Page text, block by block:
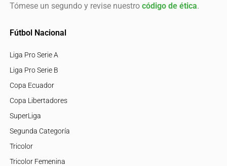
Tómese un segundo y revise nuestro código de ética.
Fútbol Nacional
Liga Pro Serie A
Liga Pro Serie B
Copa Ecuador
Copa Libertadores
SuperLiga
Segunda Categoría
Tricolor
Tricolor Femenina